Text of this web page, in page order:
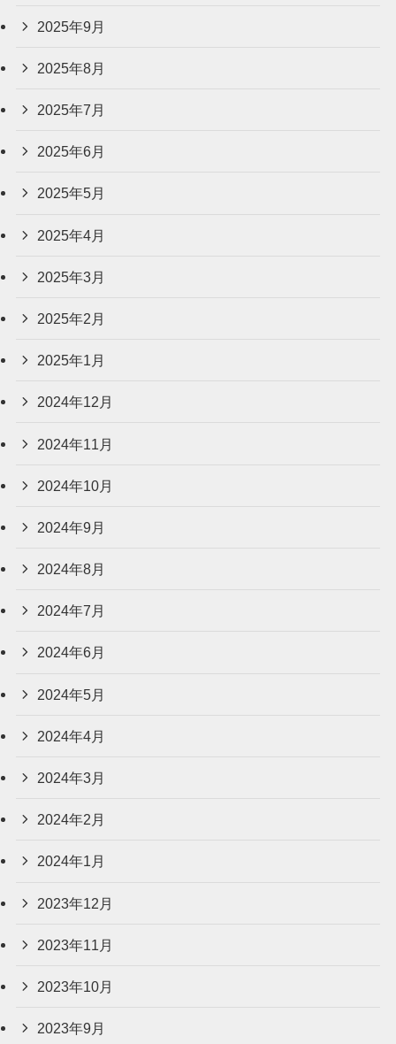
2025年9月
2025年8月
2025年7月
2025年6月
2025年5月
2025年4月
2025年3月
2025年2月
2025年1月
2024年12月
2024年11月
2024年10月
2024年9月
2024年8月
2024年7月
2024年6月
2024年5月
2024年4月
2024年3月
2024年2月
2024年1月
2023年12月
2023年11月
2023年10月
2023年9月